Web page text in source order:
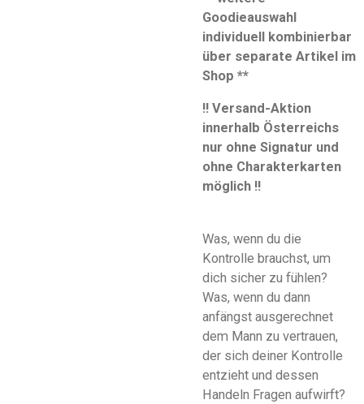
Goodieauswahl
individuell kombinierbar
über separate Artikel im
Shop **
!! Versand-Aktion
innerhalb Österreichs
nur ohne Signatur und
ohne Charakterkarten
möglich !!
Was, wenn du die
Kontrolle brauchst, um
dich sicher zu fühlen?
Was, wenn du dann
anfängst ausgerechnet
dem Mann zu vertrauen,
der sich deiner Kontrolle
entzieht und dessen
Handeln Fragen aufwirft?